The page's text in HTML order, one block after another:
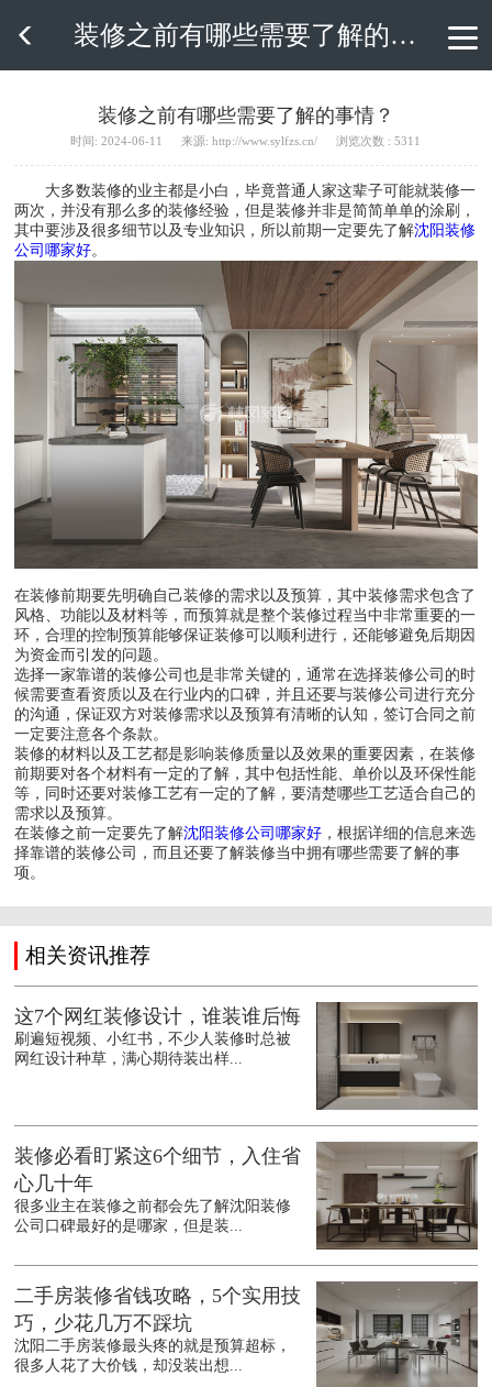
 装修之前有哪些需要了解的事情？
装修之前有哪些需要了解的事情？
时间: 2024-06-11 来源: http://www.sylfzs.cn/ 浏览次数 : 5311
大多数装修的业主都是小白，毕竟普通人家这辈子可能就装修一
两次，并没有那么多的装修经验，但是装修并非是简简单单的涂刷，
其中要涉及很多细节以及专业知识，所以前期一定要先了解沈阳装修
公司哪家好。
在装修前期要先明确自己装修的需求以及预算，其中装修需求包含了
风格、功能以及材料等，而预算就是整个装修过程当中非常重要的一
环，合理的控制预算能够保证装修可以顺利进行，还能够避免后期因
为资金而引发的问题。
选择一家靠谱的装修公司也是非常关键的，通常在选择装修公司的时
候需要查看资质以及在行业内的口碑，并且还要与装修公司进行充分
的沟通，保证双方对装修需求以及预算有清晰的认知，签订合同之前
一定要注意各个条款。
装修的材料以及工艺都是影响装修质量以及效果的重要因素，在装修
前期要对各个材料有一定的了解，其中包括性能、单价以及环保性能
等，同时还要对装修工艺有一定的了解，要清楚哪些工艺适合自己的
需求以及预算。
在装修之前一定要先了解沈阳装修公司哪家好 ，根据详细的信息来选
择靠谱的装修公司，而且还要了解装修当中拥有哪些需要了解的事
项。
相关资讯推荐
这7个网红装修设计，谁装谁后悔
刷遍短视频、小红书，不少人装修时总被
网红设计种草，满心期待装出样...
装修必看盯紧这6个细节，入住省
心几十年
很多业主在装修之前都会先了解沈阳装修
公司口碑最好的是哪家，但是装...
二手房装修省钱攻略，5个实用技
巧，少花几万不踩坑
沈阳二手房装修最头疼的就是预算超标，
很多人花了大价钱，却没装出想...